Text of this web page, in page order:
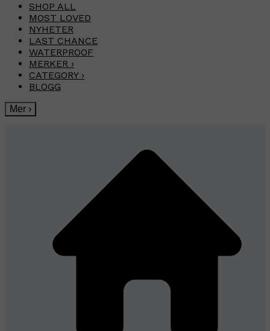
SHOP ALL
MOST LOVED
NYHETER
LAST CHANCE
WATERPROOF
MERKER ›
CATEGORY ›
BLOGG
Mer ›